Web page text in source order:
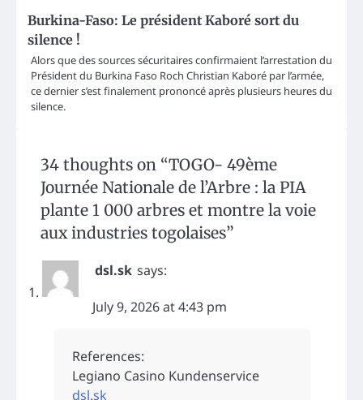
Burkina-Faso: Le président Kaboré sort du
silence !
Alors que des sources sécuritaires confirmaient l’arrestation du
Président du Burkina Faso Roch Christian Kaboré par l’armée,
ce dernier s’est finalement prononcé après plusieurs heures du
silence.
34 thoughts on “TOGO- 49ème
Journée Nationale de l’Arbre : la PIA
plante 1 000 arbres et montre la voie
aux industries togolaises”
dsl.sk says:
July 9, 2026 at 4:43 pm
References:
Legiano Casino Kundenservice
dsl.sk